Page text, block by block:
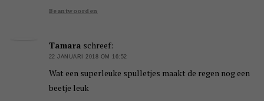
Beantwoorden
Tamara schreef:
22 JANUARI 2018 OM 16:52
Wat een superleuke spulletjes maakt de regen nog een
beetje leuk